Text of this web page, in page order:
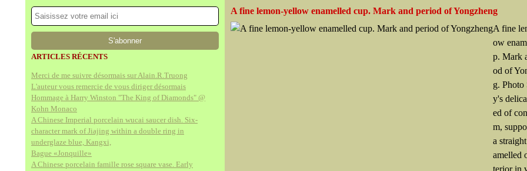
ARTICLES RÉCENTS
Merci de me suivre désormais sur Alain.R.Truong
L'auteur vous remercie de vous diriger désormais
Hommage à Harry Winston "The King of Diamonds" @
Kohn Monaco
A Chinese Imperial porcelain wucai saucer dish. Six-
character mark of Jiajing within a double ring in
underglaze blue, Kangxi,
Bague «Jonquille»
A Chinese porcelain famille rose square vase. Early
A fine lemon-yellow enamelled cup. Mark and period of Yongzheng
A fine
ow
p. Mark
od of
g. Photo
y's
ed of
m,
a
amelled
terior in